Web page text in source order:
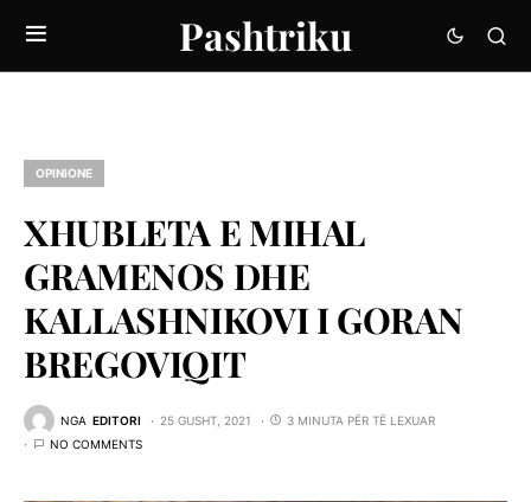
Pashtriku
OPINIONE
XHUBLETA E MIHAL
GRAMENOS DHE
KALLASHNIKOVI I GORAN
BREGOVIQIT
NGA EDITORI 25 GUSHT, 2021
3 MINUTA PËR TË LEXUAR
NO COMMENTS